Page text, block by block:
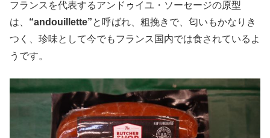
フランスを代表するアンドゥイユ・ソーセージの原型
は、 “andouillette”と呼ばれ、粗挽きで、匂いもかなりき
つく、珍味として今でもフランス国内では食されているよ
うです。